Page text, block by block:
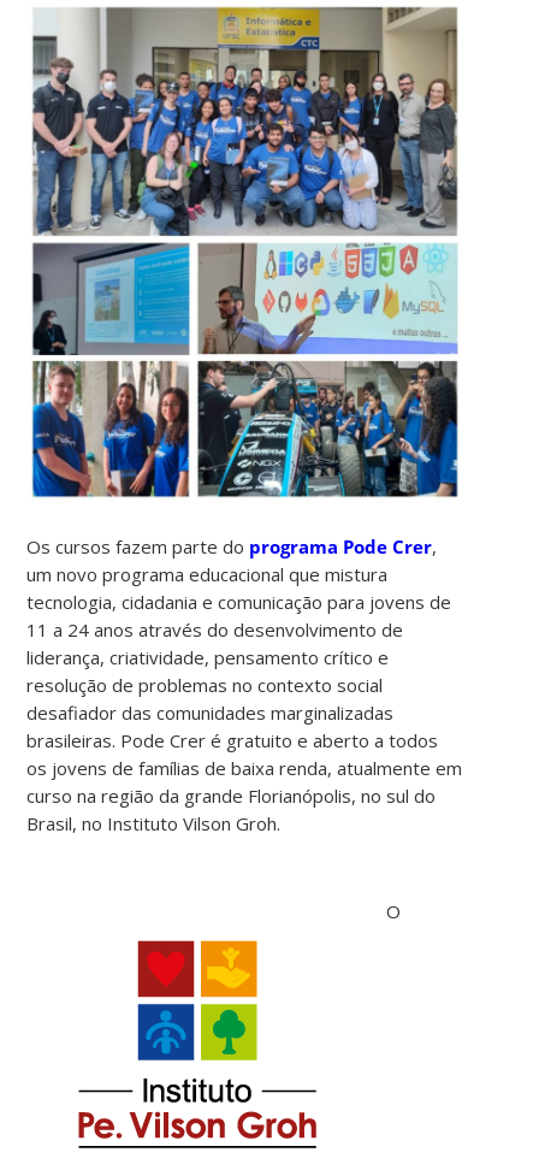
Os cursos fazem parte do programa Pode Crer,
um novo programa educacional que mistura
tecnologia, cidadania e comunicação para jovens de
11 a 24 anos através do desenvolvimento de
liderança, criatividade, pensamento crítico e
resolução de problemas no contexto social
desafiador das comunidades marginalizadas
brasileiras. Pode Crer é gratuito e aberto a todos
os jovens de famílias de baixa renda, atualmente em
curso na região da grande Florianópolis, no sul do
Brasil, no Instituto Vilson Groh.
O